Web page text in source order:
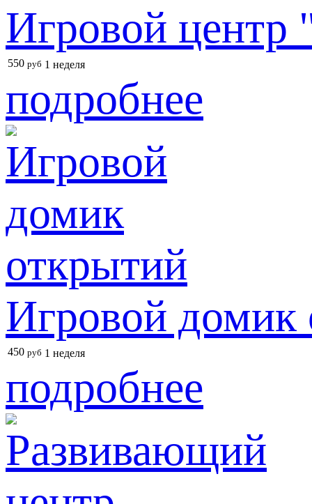
Игровой
550 руб 1 неделя
подробнее
Игровой домик
450 руб 1 неделя
подробнее